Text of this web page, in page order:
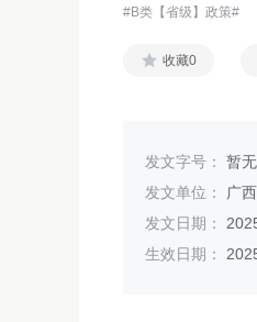
#B类【省级】政策#
收藏0
发文字号： 暂无
发文单位：
广
发文日期：
生效日期：